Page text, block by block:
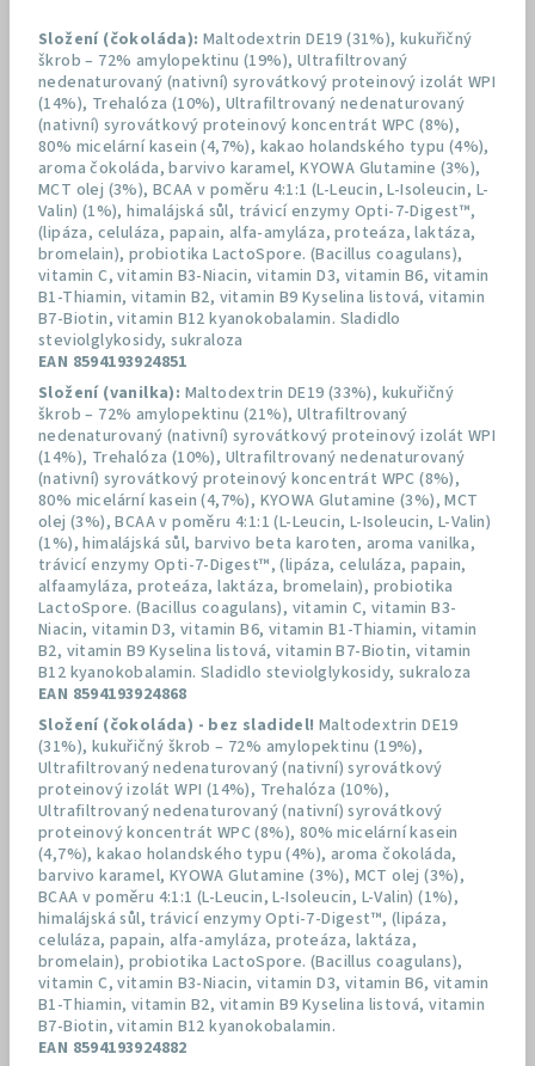
Složení (čokoláda): Maltodextrin DE19 (31%), kukuřičný
škrob – 72% amylopektinu (19%), Ultrafiltrovaný
nedenaturovaný (nativní) syrovátkový proteinový izolát WPI
(14%), Trehalóza (10%), Ultrafiltrovaný nedenaturovaný
(nativní) syrovátkový proteinový koncentrát WPC (8%),
80% micelární kasein (4,7%), kakao holandského typu (4%),
aroma čokoláda, barvivo karamel, KYOWA Glutamine (3%),
MCT olej (3%), BCAA v poměru 4:1:1 (L-Leucin, L-Isoleucin, L-
Valin) (1%), himalájská sůl, trávicí enzymy Opti-7-Digest™,
(lipáza, celuláza, papain, alfa-amyláza, proteáza, laktáza,
bromelain), probiotika LactoSpore. (Bacillus coagulans),
vitamin C, vitamin B3-Niacin, vitamin D3, vitamin B6, vitamin
B1-Thiamin, vitamin B2, vitamin B9 Kyselina listová, vitamin
B7-Biotin, vitamin B12 kyanokobalamin. Sladidlo
steviolglykosidy, sukraloza
EAN 8594193924851
Složení (vanilka): Maltodextrin DE19 (33%), kukuřičný
škrob – 72% amylopektinu (21%), Ultrafiltrovaný
nedenaturovaný (nativní) syrovátkový proteinový izolát WPI
(14%), Trehalóza (10%), Ultrafiltrovaný nedenaturovaný
(nativní) syrovátkový proteinový koncentrát WPC (8%),
80% micelární kasein (4,7%), KYOWA Glutamine (3%), MCT
olej (3%), BCAA v poměru 4:1:1 (L-Leucin, L-Isoleucin, L-Valin)
(1%), himalájská sůl, barvivo beta karoten, aroma vanilka,
trávicí enzymy Opti-7-Digest™, (lipáza, celuláza, papain,
alfaamyláza, proteáza, laktáza, bromelain), probiotika
LactoSpore. (Bacillus coagulans), vitamin C, vitamin B3-
Niacin, vitamin D3, vitamin B6, vitamin B1-Thiamin, vitamin
B2, vitamin B9 Kyselina listová, vitamin B7-Biotin, vitamin
B12 kyanokobalamin. Sladidlo steviolglykosidy, sukraloza
EAN 8594193924868
Složení (čokoláda) - bez sladidel! Maltodextrin DE19
(31%), kukuřičný škrob – 72% amylopektinu (19%),
Ultrafiltrovaný nedenaturovaný (nativní) syrovátkový
proteinový izolát WPI (14%), Trehalóza (10%),
Ultrafiltrovaný nedenaturovaný (nativní) syrovátkový
proteinový koncentrát WPC (8%), 80% micelární kasein
(4,7%), kakao holandského typu (4%), aroma čokoláda,
barvivo karamel, KYOWA Glutamine (3%), MCT olej (3%),
BCAA v poměru 4:1:1 (L-Leucin, L-Isoleucin, L-Valin) (1%),
himalájská sůl, trávicí enzymy Opti-7-Digest™, (lipáza,
celuláza, papain, alfa-amyláza, proteáza, laktáza,
bromelain), probiotika LactoSpore. (Bacillus coagulans),
vitamin C, vitamin B3-Niacin, vitamin D3, vitamin B6, vitamin
B1-Thiamin, vitamin B2, vitamin B9 Kyselina listová, vitamin
B7-Biotin, vitamin B12 kyanokobalamin.
EAN 8594193924882